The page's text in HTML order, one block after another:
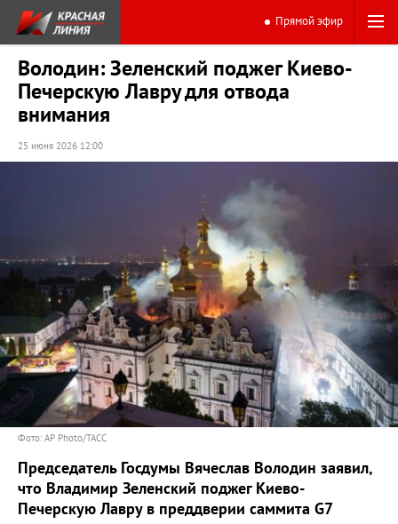
Прямой эфир
Володин: Зеленский поджег Киево-
Печерскую Лавру для отвода
внимания
25 июня 2026 12:00
Фото: AP Photo/ТАСС
Председатель Госдумы Вячеслав Володин заявил,
что Владимир Зеленский поджег Киево-
Печерскую Лавру в преддверии саммита G7